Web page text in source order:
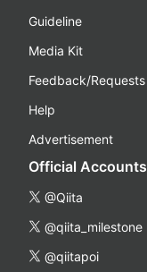
Guideline
Media Kit
Feedback/Requests
Help
Advertisement
Official Accounts
@Qiita
@qiita_milestone
@qiitapoi